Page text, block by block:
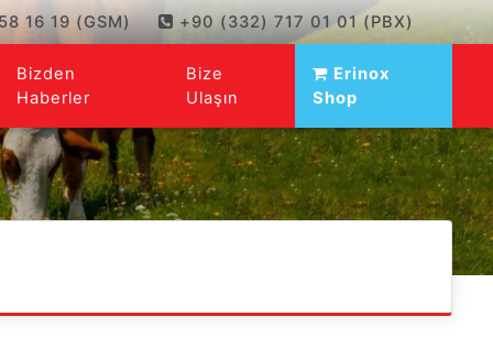
16 19 (GSM) +90 (332) 717 01 01 (PBX)
Bizden
Haberler
Bize
Ulaşın
Erinox
Shop